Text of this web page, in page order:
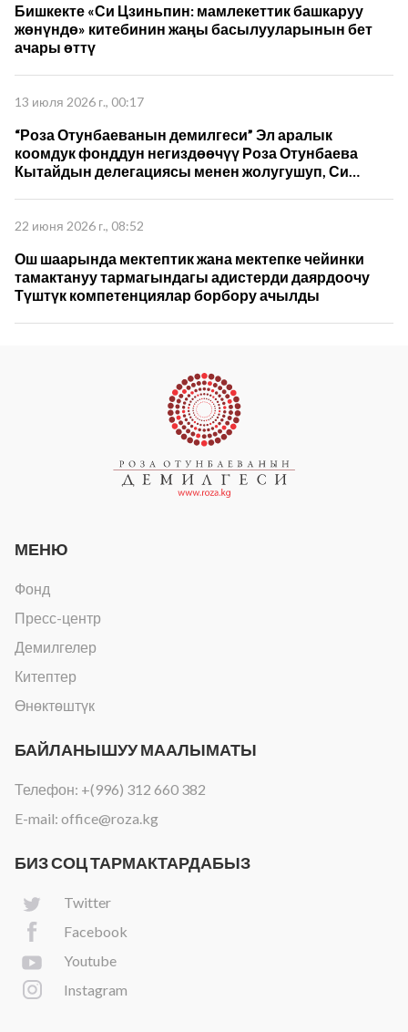
Бишкекте «Си Цзиньпин: мамлекеттик башкаруу
жөнүндө» китебинин жаңы басылууларынын бет
ачары өттү
13 июля 2026 г., 00:17
“Роза Отунбаеванын демилгеси” Эл аралык
коомдук фонддун негиздөөчүү Роза Отунбаева
Кытайдын делегациясы менен жолугушуп, Си
22 июня 2026 г., 08:52
Ош шаарында мектептик жана мектепке чейинки
тамактануу тармагындагы адистерди даярдоочу
Түштүк компетенциялар борбору ачылды
МЕНЮ
Фонд
Пресс-центр
Демилгелер
Китептер
Өнөктөштүк
БАЙЛАНЫШУУ МААЛЫМАТЫ
Телефон: +(996) 312 660 382
E-mail: office@roza.kg
БИЗ СОЦ ТАРМАКТАРДАБЫЗ
Twitter
Facebook
Youtube
Instagram